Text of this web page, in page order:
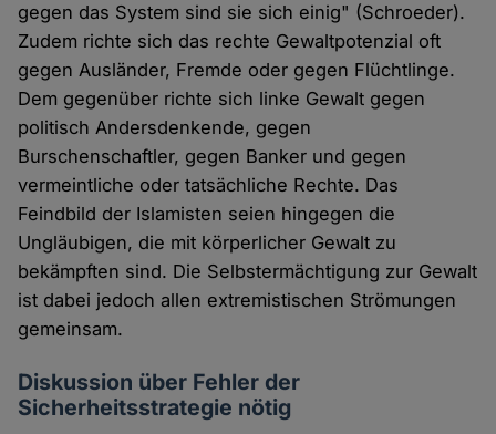
gegen das System sind sie sich einig" (Schroeder).
Zudem richte sich das rechte Gewaltpotenzial oft
gegen Ausländer, Fremde oder gegen Flüchtlinge.
Dem gegenüber richte sich linke Gewalt gegen
politisch Andersdenkende, gegen
Burschenschaftler, gegen Banker und gegen
vermeintliche oder tatsächliche Rechte. Das
Feindbild der Islamisten seien hingegen die
Ungläubigen, die mit körperlicher Gewalt zu
bekämpften sind. Die Selbstermächtigung zur Gewalt
ist dabei jedoch allen extremistischen Strömungen
gemeinsam.
Diskussion über Fehler der
Sicherheitsstrategie nötig